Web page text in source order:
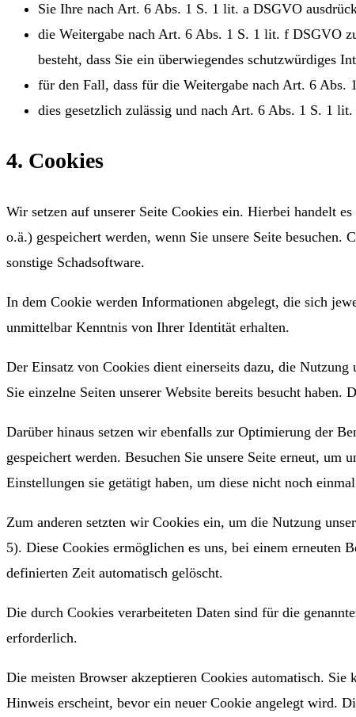
Sie Ihre nach Art. 6 Abs. 1 S. 1 lit. a DSGVO
die Weitergabe nach Art. 6 Abs. 1 S. 1 lit. f DSGVO
besteht, dass Sie ein überwiegendes schutzwürdiges
für den Fall, dass für die Weitergabe nach Art. 6
dies gesetzlich zulässig und nach Art. 6 Abs. 1 S. 1
4. Cookies
Wir setzen auf unserer Seite Cookies ein. Hierbei handelt
o.ä.) gespeichert werden, wenn Sie unsere Seite
sonstige Schadsoftware.
In dem Cookie werden Informationen abgelegt, die sich
unmittelbar Kenntnis von Ihrer Identität erhalten.
Der Einsatz von Cookies dient einerseits dazu, die Nutzung
Sie einzelne Seiten unserer Website bereits besucht haben.
Darüber hinaus setzen wir ebenfalls zur Optimierung der
gespeichert werden. Besuchen Sie unsere Seite erneut,
Einstellungen sie getätigt haben, um diese nicht noch
Zum anderen setzten wir Cookies ein, um die Nutzung
5). Diese Cookies ermöglichen es uns, bei einem erneuten
definierten Zeit automatisch gelöscht.
Die durch Cookies verarbeiteten Daten sind für die
erforderlich.
Die meisten Browser akzeptieren Cookies automatisch.
Hinweis erscheint, bevor ein neuer Cookie angelegt wird.